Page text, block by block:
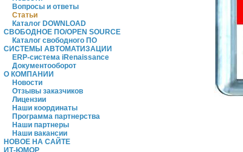
Вопросы и ответы
Статьи
Каталог DOWNLOAD
СВОБОДНОЕ ПО/OPEN SOURCE
Каталог свободного ПО
СИСТЕМЫ АВТОМАТИЗАЦИИ
ERP-система iRenaissance
Документооборот
О КОМПАНИИ
Новости
Отзывы заказчиков
Лицензии
Наши координаты
Программа партнерства
Наши партнеры
Наши вакансии
НОВОЕ НА САЙТЕ
ИТ-ЮМОР